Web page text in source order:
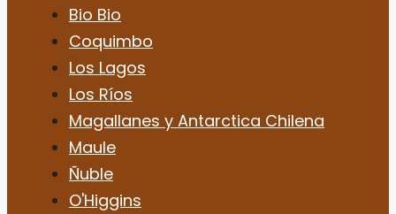
Bio Bio
Coquimbo
Los Lagos
Los Ríos
Magallanes y Antarctica Chilena
Maule
Ñuble
O'Higgins